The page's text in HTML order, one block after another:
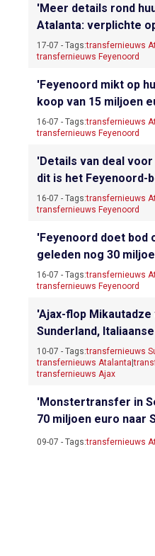
'Meer details rond
Atalanta: verplichte
17-07 - Tags:transfernieuws
transfernieuws Feyenoord
'Feyenoord mikt op
koop van 15 miljoen
16-07 - Tags:transfernieuws
transfernieuws Feyenoord
'Details van deal
dit is het Feyenoord-
16-07 - Tags:transfernieuws
transfernieuws Feyenoord
'Feyenoord doet bod
geleden nog 30
16-07 - Tags:transfernieuws
transfernieuws Feyenoord
'Ajax-flop
Sunderland,
10-07 - Tags:transfernieuws
transfernieuws Atalanta|
transfernieuws Ajax
'Monstertransfer in
70 miljoen euro naar
09-07 - Tags:transfernieuws